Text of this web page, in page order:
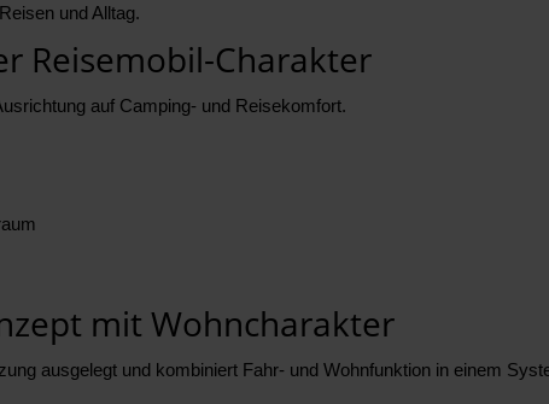
und Alltag.
Reisemobil-Charakter
auf Camping- und Reisekomfort.
mit Wohncharakter
ausgelegt und kombiniert Fahr- und Wohnfunktion in einem